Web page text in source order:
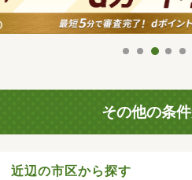
その他の条
近辺の市区から探す